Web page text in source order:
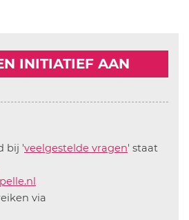
INITIATIEF AAN
bij 'veelgestelde vragen' staat
via